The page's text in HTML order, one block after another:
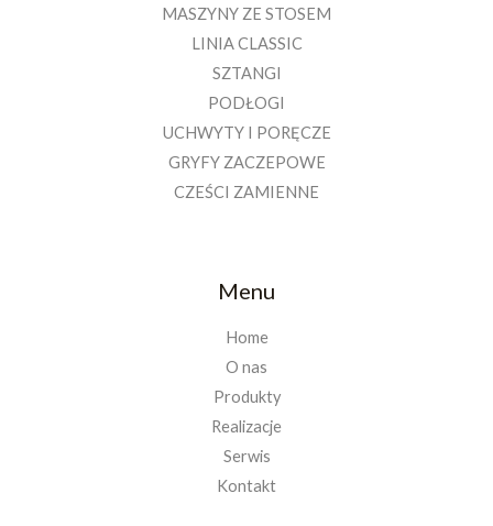
MASZYNY ZE STOSEM
LINIA CLASSIC
SZTANGI
PODŁOGI
UCHWYTY I PORĘCZE
GRYFY ZACZEPOWE
CZEŚCI ZAMIENNE
Menu
Home
O nas
Produkty
Realizacje
Serwis
Kontakt